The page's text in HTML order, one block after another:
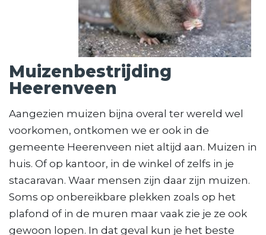
Muizenbestrijding
Heerenveen
Aangezien muizen bijna overal ter wereld wel
voorkomen, ontkomen we er ook in de
gemeente Heerenveen niet altijd aan. Muizen in
huis. Of op kantoor, in de winkel of zelfs in je
stacaravan. Waar mensen zijn daar zijn muizen.
Soms op onbereikbare plekken zoals op het
plafond of in de muren maar vaak zie je ze ook
gewoon lopen. In dat geval kun je het beste